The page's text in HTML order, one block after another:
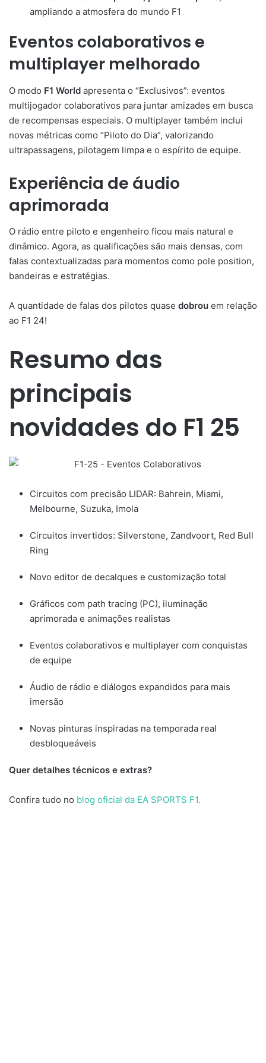
ampliando a atmosfera do mundo F1
Eventos colaborativos e
multiplayer melhorado
O modo F1 World apresenta o “Exclusivos”: eventos
multijogador colaborativos para juntar amizades em busca
de recompensas especiais. O multiplayer também inclui
novas métricas como “Piloto do Dia”, valorizando
ultrapassagens, pilotagem limpa e o espírito de equipe.
Experiência de áudio
aprimorada
O rádio entre piloto e engenheiro ficou mais natural e
dinâmico. Agora, as qualificações são mais densas, com
falas contextualizadas para momentos como pole position,
bandeiras e estratégias.
A quantidade de falas dos pilotos quase dobrou em relação
ao F1 24!
Resumo das
principais
novidades do F1 25
Circuitos com precisão LIDAR: Bahrein, Miami,
Melbourne, Suzuka, Imola
Circuitos invertidos: Silverstone, Zandvoort, Red Bull
Ring
Novo editor de decalques e customização total
Gráficos com path tracing (PC), iluminação
aprimorada e animações realistas
Eventos colaborativos e multiplayer com conquistas
de equipe
Áudio de rádio e diálogos expandidos para mais
imersão
Novas pinturas inspiradas na temporada real
desbloqueáveis
Quer detalhes técnicos e extras?
Confira tudo no blog oficial da EA SPORTS F1.